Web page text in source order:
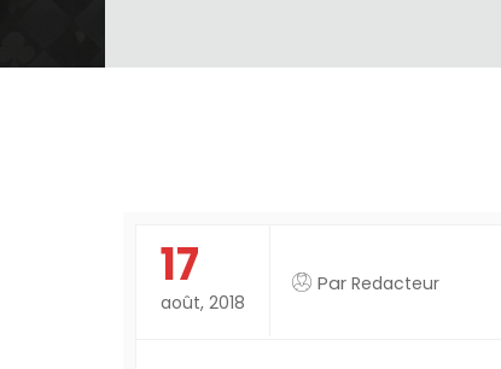
17
août, 2018
Par Redacteur